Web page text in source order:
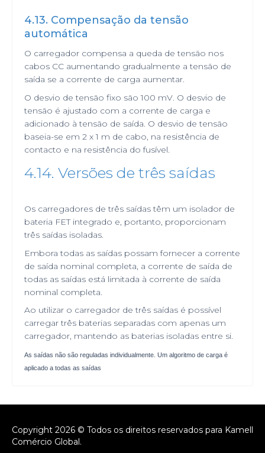
4.13. Compensação da tensão
automática
O carregador compensa a queda de tensão nos
cabos CC aumentando gradualmente a tensão de
saída se a corrente de carga aumentar.
O desvio de tensão fixo são 100 mV. O desvio de
tensão é ajustado com a corrente de carga e
adicionado à tensão de saída. O desvio de tensão
baseia-se em 2 x 1 m de cabo, na resistência de
contacto e na resistência do fusível.
4.14. Versões de três saídas
Os carregadores de três saídas têm um isolador de
bateria FET integrado e, portanto, proporcionam
três saídas isoladas.
Embora todas as saídas possam fornecer a corrente
de saída nominal completa, a corrente de saída de
todas as saídas está limitada à corrente de saída
nominal completa.
Ao utilizar o carregador de três saídas é possível
carregar três baterias separadas com apenas um
carregador, mantendo as baterias isoladas entre si.
As saídas não são reguladas individualmente. Um algoritmo de carga é
aplicado a todas as saídas
Copyright 2026 © Todos os direitos reservados para Kamell
Comércio Global.